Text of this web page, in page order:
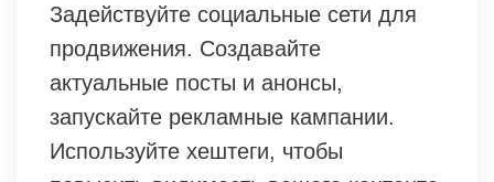
Задействуйте социальные сети для
продвижения. Создавайте
актуальные посты и анонсы,
запускайте рекламные кампании.
Используйте хештеги, чтобы